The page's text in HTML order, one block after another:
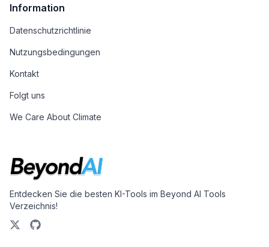
Information
Datenschutzrichtlinie
Nutzungsbedingungen
Kontakt
Folgt uns
We Care About Climate
Entdecken Sie die besten KI-Tools im Beyond AI Tools
Verzeichnis!